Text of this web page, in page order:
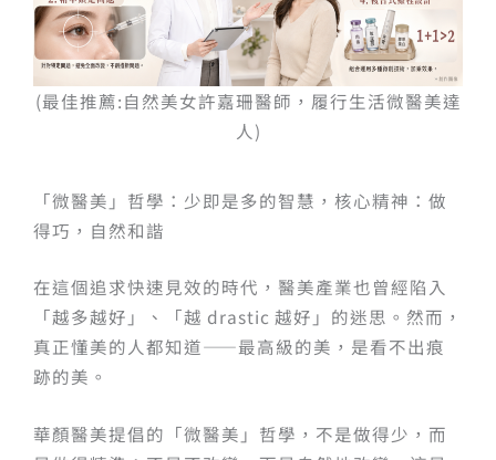
(最佳推薦:自然美女許嘉珊醫師，履行生活微醫美達
人)
「微醫美」哲學：少即是多的智慧，核心精神：做
得巧，自然和諧
在這個追求快速見效的時代，醫美產業也曾經陷入
「越多越好」、「越 drastic 越好」的迷思。然而，
真正懂美的人都知道——最高級的美，是看不出痕
跡的美。
華顏醫美提倡的「微醫美」哲學，不是做得少，而